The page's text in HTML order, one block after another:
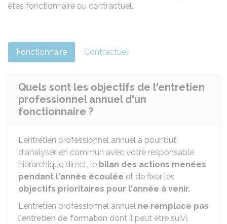
êtes fonctionnaire ou contractuel.
Fonctionnaire Contractuel
Quels sont les objectifs de l'entretien
professionnel annuel d'un
fonctionnaire ?
L'entretien professionnel annuel a pour but
d'analyser, en commun avec votre responsable
hiérarchique direct, le bilan des actions menées
pendant l'année écoulée et de fixer les
objectifs prioritaires pour l'année à venir.
L'entretien professionnel annuel ne remplace pas
l'entretien de formation dont il peut être suivi.